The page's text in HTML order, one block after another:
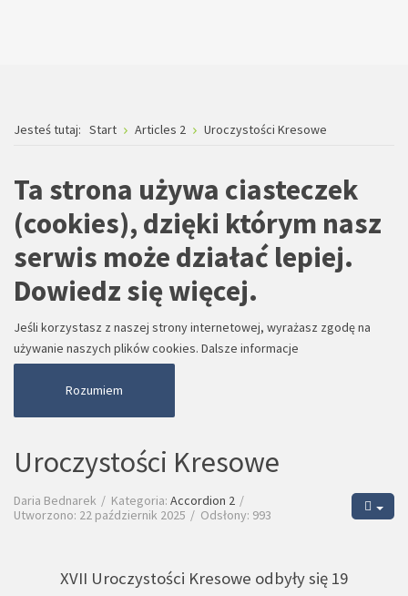
Jesteś tutaj: Start Articles 2 Uroczystości Kresowe
Ta strona używa ciasteczek
(cookies), dzięki którym nasz
serwis może działać lepiej.
Dowiedz się więcej.
Jeśli korzystasz z naszej strony internetowej, wyrażasz zgodę na
używanie naszych plików cookies. Dalsze informacje
Rozumiem
Uroczystości Kresowe
Daria Bednarek Kategoria: Accordion 2
Utworzono: 22 październik 2025
Odsłony: 993
XVII Uroczystości Kresowe odbyły się 19